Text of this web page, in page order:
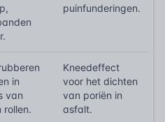
puinfunderingen.
in
van
rollen.
Kneedeffect
voor het dichten
van poriën in
asfalt.